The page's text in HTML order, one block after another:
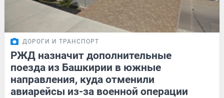
ДОРОГИ И ТРАНСПОРТ
РЖД назначит дополнительные
поезда из Башкирии в южные
направления, куда отменили
авиарейсы из-за военной операции